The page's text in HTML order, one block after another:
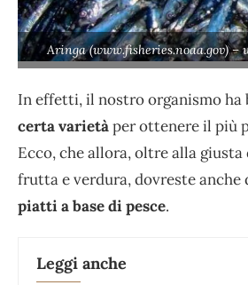
Aringa (www.fisheries.noaa.gov) –
In effetti, il nostro organismo ha
certa varietàper ottenere il più
Ecco, che allora, oltre alla giusta
frutta e verdura, dovreste anche
piatti a base di pesce.
Leggi anche